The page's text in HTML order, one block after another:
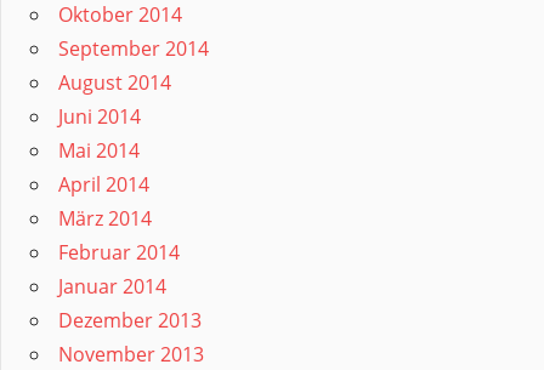
Oktober 2014
September 2014
August 2014
Juni 2014
Mai 2014
April 2014
März 2014
Februar 2014
Januar 2014
Dezember 2013
November 2013